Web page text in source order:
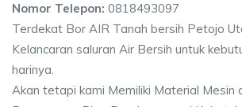
Nomor Telepon: 0818493097
Terdekat Bor AIR Tanah bersih Petojo
Kelancaran saluran Air Bersih untuk
harinya.
Akan tetapi kami Memiliki Material Mesin